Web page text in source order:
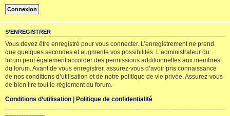
S’ENREGISTRER
Vous devez être enregistré pour vous connecter. L’enregistrement ne prend
que quelques secondes et augmente vos possibilités. L’administrateur du
forum peut également accorder des permissions additionnelles aux membres
du forum. Avant de vous enregistrer, assurez-vous d’avoir pris connaissance
de nos conditions d’utilisation et de notre politique de vie privée. Assurez-vous
de bien lire tout le règlement du forum.
Conditions d’utilisation | Politique de confidentialité